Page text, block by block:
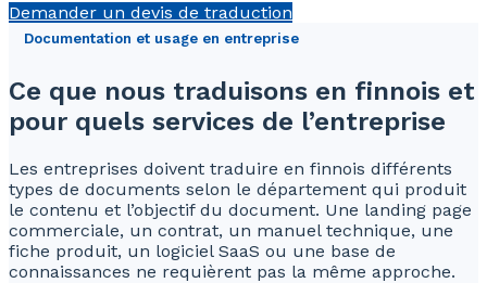
Demander un devis de traduction
Documentation et usage en entreprise
Ce que nous traduisons en finnois et
pour quels services de l’entreprise
Les entreprises doivent traduire en finnois différents
types de documents selon le département qui produit
le contenu et l’objectif du document. Une landing page
commerciale, un contrat, un manuel technique, une
fiche produit, un logiciel SaaS ou une base de
connaissances ne requièrent pas la même approche.